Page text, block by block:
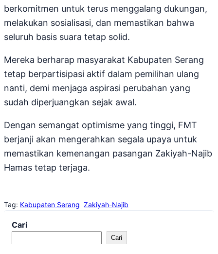
berkomitmen untuk terus menggalang dukungan,
melakukan sosialisasi, dan memastikan bahwa
seluruh basis suara tetap solid.
Mereka berharap masyarakat Kabupaten Serang
tetap berpartisipasi aktif dalam pemilihan ulang
nanti, demi menjaga aspirasi perubahan yang
sudah diperjuangkan sejak awal.
Dengan semangat optimisme yang tinggi, FMT
berjanji akan mengerahkan segala upaya untuk
memastikan kemenangan pasangan Zakiyah-Najib
Hamas tetap terjaga.
Tag: Kabupaten Serang Zakiyah-Najib
Cari
Cari